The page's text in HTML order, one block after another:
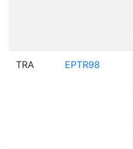
TRA EPTR98